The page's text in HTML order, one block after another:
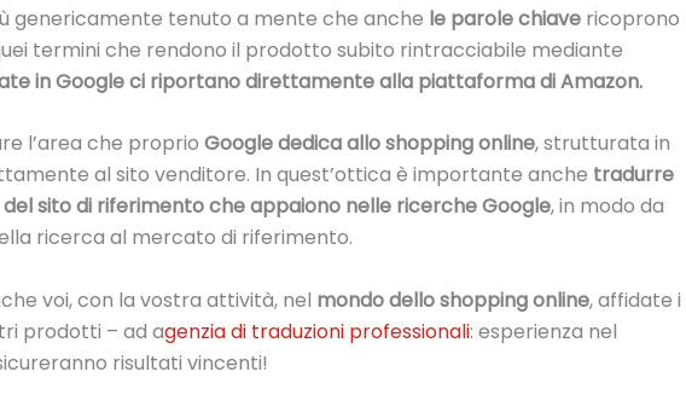
genericamente tenuto a mente che anche le parole chiave ricoprono
termini che rendono il prodotto subito rintracciabile mediante
in Google ci riportano direttamente alla piattaforma di Amazon.
l’area che proprio Google dedica allo shopping online, strutturata in
al sito venditore. In quest’ottica è importante anche tradurre
sito di riferimento che appaiono nelle ricerche Google, in modo da
ricerca al mercato di riferimento.
voi, con la vostra attività, nel mondo dello shopping online, affidate i
prodotti – ad agenzia di traduzioni professionali: esperienza nel
risultati vincenti!